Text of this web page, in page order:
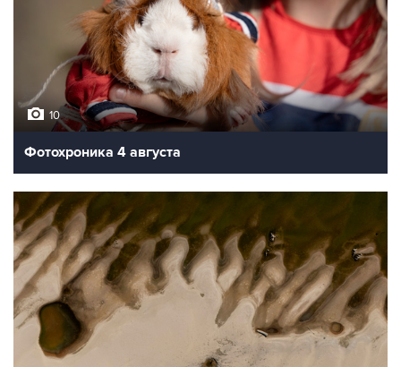
10
Фотохроника 4 августа